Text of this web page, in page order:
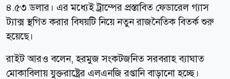
৪.৫৩ ডলার। এর মধ্যেই ট্রাম্পের প্রস্তাবিত ফেডারেল গ্যাস
ট্যাক্স স্থগিত করার বিষয়টি নিয়ে নতুন রাজনৈতিক বিতর্ক শুরু
হয়েছে।
রাইট আরও বলেন, হরমুজ সংকটজনিত সরবরাহ ব্যাঘাত
মোকাবিলায় যুক্তরাষ্ট্রের এলএনজি রপ্তানি বাড়ানো হচ্ছে।